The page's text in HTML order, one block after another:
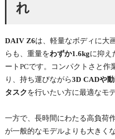
れ
DAIV Z6は、軽量なボディに大
らも、重量をわずか1.6kgに抑え
ートPCです。コンパクトさと作
り、持ち運びながら3D CADや
タスク を行いたい方に最適なモ
一方で、長時間にわたる高負荷
が一般的なモデルよりも大きく